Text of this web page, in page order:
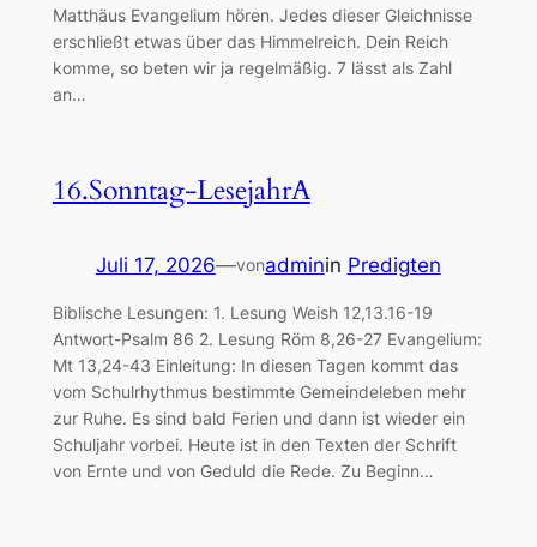
Matthäus Evangelium hören. Jedes dieser Gleichnisse
erschließt etwas über das Himmelreich. Dein Reich
komme, so beten wir ja regelmäßig. 7 lässt als Zahl
an…
16.Sonntag-LesejahrA
Juli 17, 2026—vonadminin Predigten
Biblische Lesungen: 1. Lesung Weish 12,13.16-19
Antwort-Psalm 86 2. Lesung Röm 8,26-27 Evangelium:
Mt 13,24-43 Einleitung: In diesen Tagen kommt das
vom Schulrhythmus bestimmte Gemeindeleben mehr
zur Ruhe. Es sind bald Ferien und dann ist wieder ein
Schuljahr vorbei. Heute ist in den Texten der Schrift
von Ernte und von Geduld die Rede. Zu Beginn…